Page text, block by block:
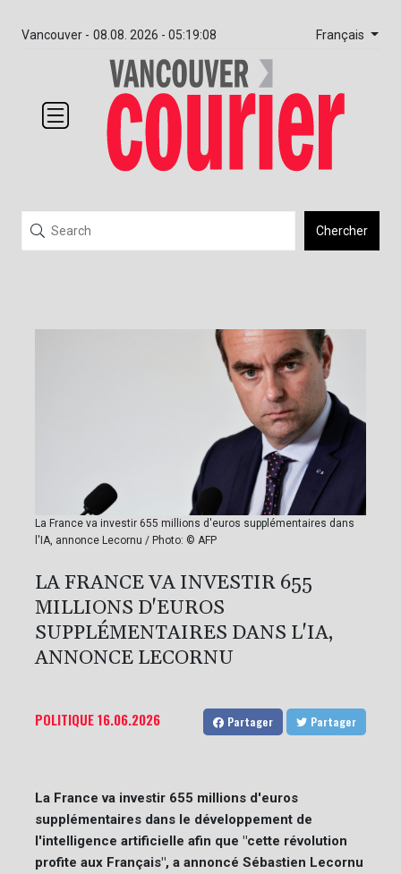
Vancouver - 08.08. 2026 - 05:19:08 Français
Chercher
La France va investir 655 millions d'euros supplémentaires dans
l'IA, annonce Lecornu / Photo: © AFP
LA FRANCE VA INVESTIR 655
MILLIONS D'EUROS
SUPPLÉMENTAIRES DANS L'IA,
ANNONCE LECORNU
POLITIQUE16.06.2026 Partager Partager
La France va investir 655 millions d'euros
supplémentaires dans le développement de
l'intelligence artificielle afin que "cette révolution
profite aux Français", a annoncé Sébastien Lecornu